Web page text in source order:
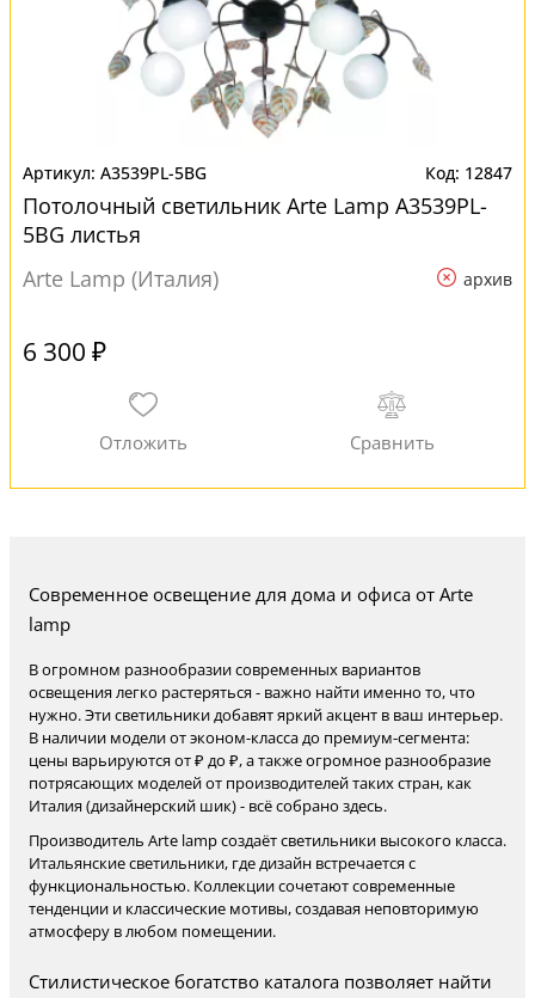
A3539PL-5BG 12847
Потолочный светильник Arte Lamp A3539PL-
5BG листья
Arte Lamp (Италия)
архив
6 300 ₽
Современное освещение для дома и офиса от Arte
lamp
В огромном разнообразии современных вариантов
освещения легко растеряться - важно найти именно то, что
нужно. Эти светильники добавят яркий акцент в ваш интерьер.
В наличии модели от эконом-класса до премиум-сегмента:
цены варьируются от ₽ до ₽, а также огромное разнообразие
потрясающих моделей от производителей таких стран, как
Италия (дизайнерский шик) - всё собрано здесь.
Производитель Arte lamp создаёт светильники высокого класса.
Итальянские светильники, где дизайн встречается с
функциональностью. Коллекции сочетают современные
тенденции и классические мотивы, создавая неповторимую
атмосферу в любом помещении.
Стилистическое богатство каталога позволяет найти